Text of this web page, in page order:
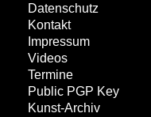
Datenschutz
Kontakt
Impressum
Videos
Termine
Public PGP Key
Kunst-Archiv